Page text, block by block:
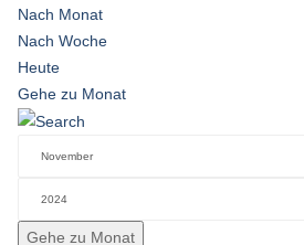
Nach Monat
Nach Woche
Heute
Gehe zu Monat
Gehe zu Monat